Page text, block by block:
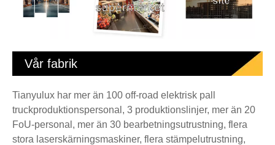
Vår fabrik
Tianyulux har mer än 100 off-road elektrisk pall
truckproduktionspersonal, 3 produktionslinjer, mer än 20
FoU-personal, mer än 30 bearbetningsutrustning, flera
stora laserskärningsmaskiner, flera stämpelutrustning,